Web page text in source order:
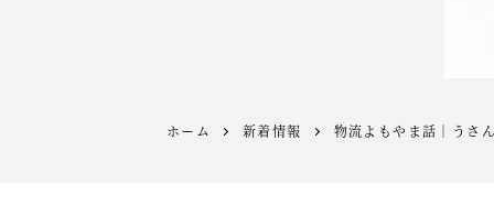
ホーム 新着情報 物流よもやま話｜うさ